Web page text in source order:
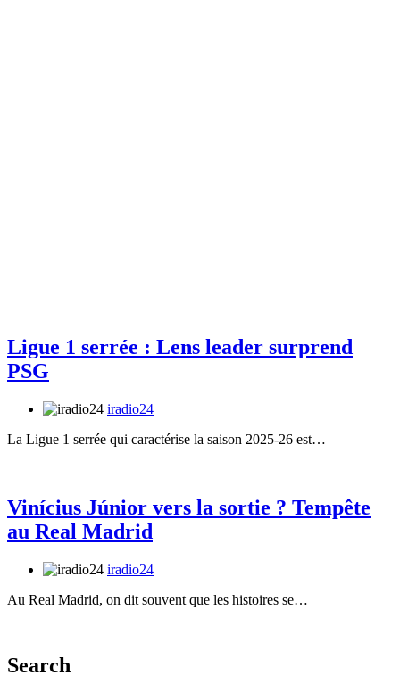
Ligue 1 serrée : Lens leader surprend
PSG
iradio24
La Ligue 1 serrée qui caractérise la saison 2025-26 est…
Vinícius Júnior vers la sortie ? Tempête
au Real Madrid
iradio24
Au Real Madrid, on dit souvent que les histoires se…
Search